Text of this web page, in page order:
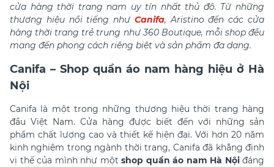
cửa hàng thời trang nam uy tín nhất thủ đô. Từ những
thương hiệu nổi tiếng như Canifa, Aristino đến các cửa
hàng thời trang trẻ trung như 360 Boutique, mỗi shop đều
mang đến phong cách riêng biệt và sản phẩm đa dạng.
Canifa – Shop quần áo nam hàng hiệu ở Hà
Nội
Canifa là một trong những thương hiệu thời trang hàng
đầu Việt Nam. Cửa hàng được biết đến với những sản
phẩm chất lượng cao và thiết kế hiện đại. Với hơn 20 năm
kinh nghiệm trong ngành thời trang, Canifa đã khẳng định
vị thế của mình như một shop quần áo nam Hà Nộiđáng